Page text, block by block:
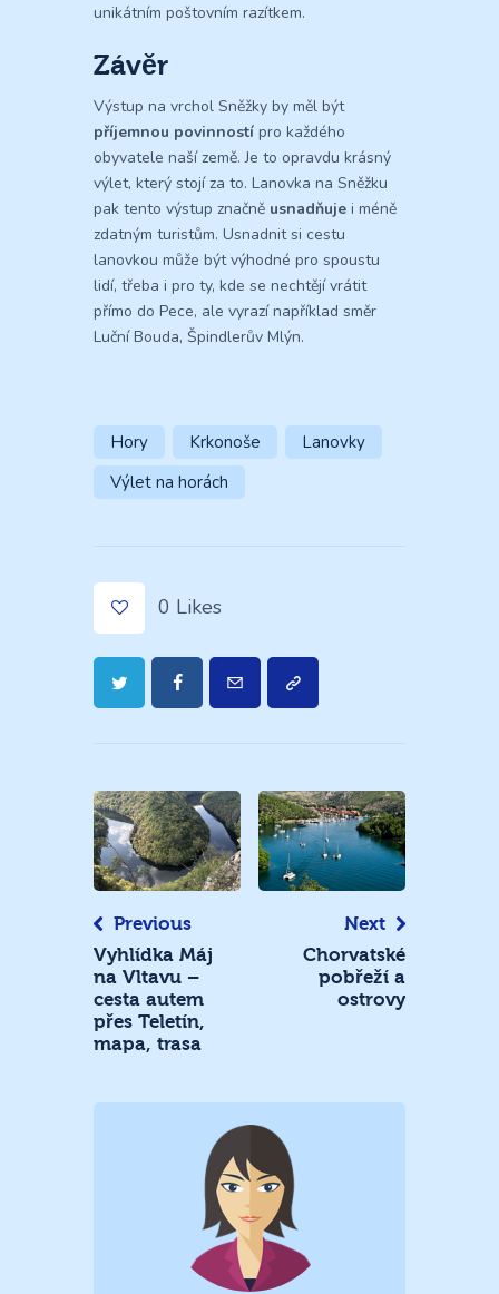
unikátním poštovním razítkem.
Závěr
Výstup na vrchol Sněžky by měl být
příjemnou povinností pro každého
obyvatele naší země. Je to opravdu krásný
výlet, který stojí za to. Lanovka na Sněžku
pak tento výstup značně usnadňuje i méně
zdatným turistům. Usnadnit si cestu
lanovkou může být výhodné pro spoustu
lidí, třeba i pro ty, kde se nechtějí vrátit
přímo do Pece, ale vyrazí například směr
Luční Bouda, Špindlerův Mlýn.
Hory Krkonoše
Lanovky
Výlet na horách
0 Likes
Navigace
pro
příspěvek
Previous
Vyhlídka Máj
na Vltavu –
cesta autem
přes Teletín,
mapa, trasa
Next
Chorvatské
pobřeží a
ostrovy